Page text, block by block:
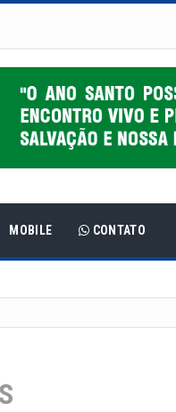
MOBILE CONTATO